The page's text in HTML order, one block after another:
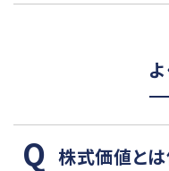
株式価値とは